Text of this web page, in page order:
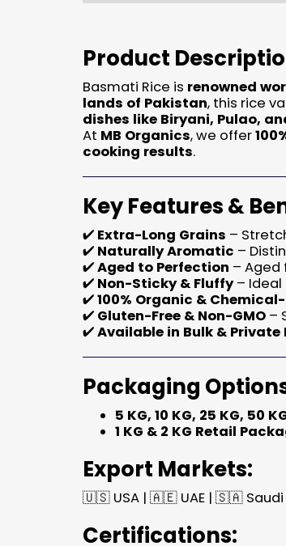
Product
Basmati Rice is renowned
lands of Pakistan, this rice
dishes like Biryani, Pulao,
At MB Organics, we offer
cooking results.
Key Features &
✔ Extra-Long Grains –
✔ Naturally Aromatic –
✔Aged to Perfection – Aged
✔ Non-Sticky & Fluffy– Ideal
✔100% Organic &
✔ Gluten-Free & Non-GMO –
✔Available in Bulk & Private
Packaging
5 KG, 10 KG, 25 KG, 50
1 KG & 2 KG Retail
Export Markets:
🇺🇸 USA | 🇦🇪 UAE | 🇸🇦
Certifications: